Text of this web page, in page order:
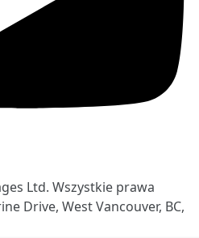
Ltd. Wszystkie prawa
Drive, West Vancouver, BC,